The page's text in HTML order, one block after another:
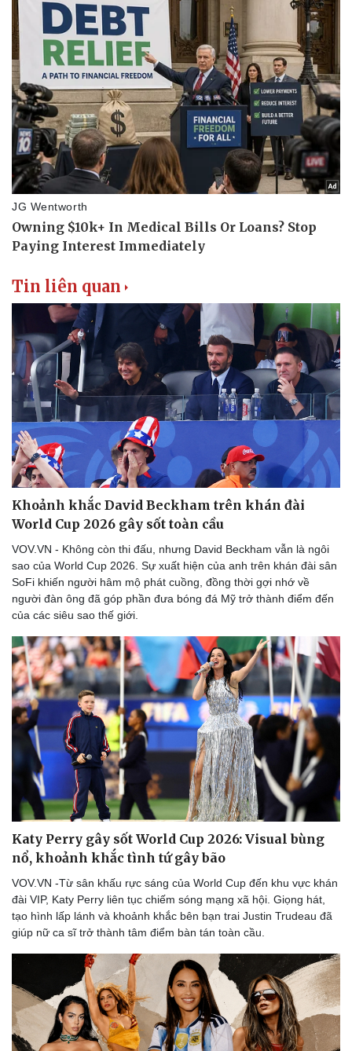
Doanh nghiệp
Thông tin doanh nghiệp
Doanh nghiệp 24h
Doanh nhân
Vì cộng đồng
Công nghệ
Sành điệu
Tin Công nghệ
Trải nghiệm
Chuyển đổi số
Tin liên quan
Khoảnh khắc David Beckham trên khán đài
World Cup 2026 gây sốt toàn cầu
VOV.VN - Không còn thi đấu, nhưng David Beckham vẫn là ngôi
sao của World Cup 2026. Sự xuất hiện của anh trên khán đài sân
SoFi khiến người hâm mộ phát cuồng, đồng thời gợi nhớ về
người đàn ông đã góp phần đưa bóng đá Mỹ trở thành điểm đến
của các siêu sao thế giới.
Katy Perry gây sốt World Cup 2026: Visual bùng
nổ, khoảnh khắc tình tứ gây bão
VOV.VN -Từ sân khấu rực sáng của World Cup đến khu vực khán
đài VIP, Katy Perry liên tục chiếm sóng mạng xã hội. Giọng hát,
tạo hình lấp lánh và khoảnh khắc bên bạn trai Justin Trudeau đã
giúp nữ ca sĩ trở thành tâm điểm bàn tán toàn cầu.